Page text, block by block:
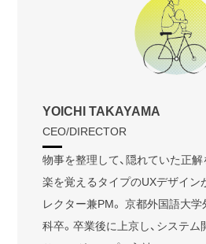
YOICHI TAKAYAMA
CEO/DIRECTOR
物事を整理して、隠れていた正
楽を覚えるタイプのUXデザイン
レクター兼PM。 京都外国語大
科卒。卒業後に上京し、システ